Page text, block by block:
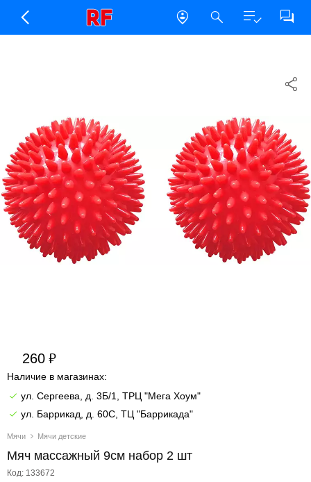
Мячи Мячи детские
Мяч массажный 9см набор 2 шт
Код: 133672
260
Наличие в магазинах:
ул. Сергеева, д. 3Б/1, ТРЦ "Мега Хоум"
ул. Баррикад, д. 60С, ТЦ "Баррикада"